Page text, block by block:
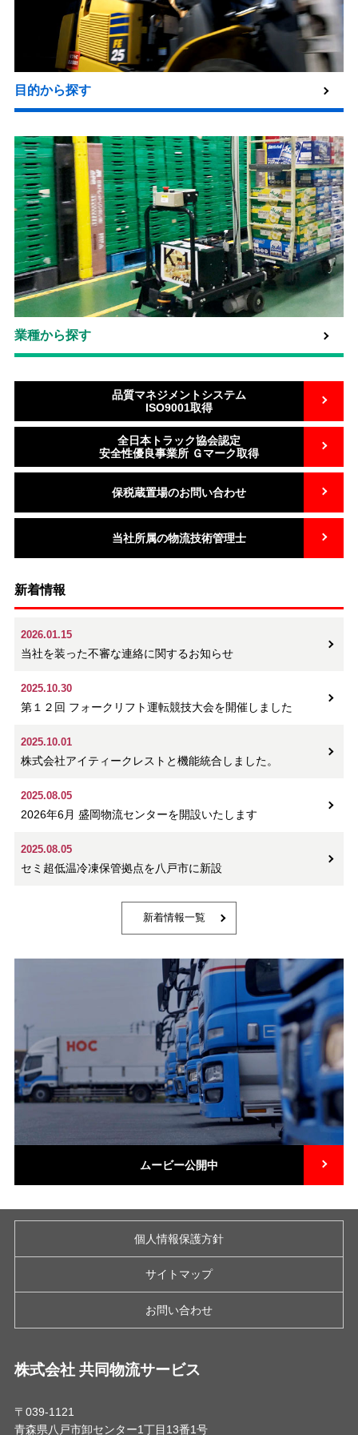
目的から探す
業種から探す
品質マネジメントシステム
ISO9001取得
全日本トラック協会認定
安全性優良事業所 Ｇマーク取得
保税蔵置場のお問い合わせ
当社所属の物流技術管理士
新着情報
2026.01.15
当社を装った不審な連絡に関するお知らせ
2025.10.30
第１２回 フォークリフト運転競技大会を開催しました
2025.10.01
株式会社アイティークレストと機能統合しました。
2025.08.05
2026年6月 盛岡物流センターを開設いたします
2025.08.05
セミ超低温冷凍保管拠点を八戸市に新設
新着情報一覧
ムービー公開中
個人情報保護方針
サイトマップ
お問い合わせ
株式会社 共同物流サービス
〒039-1121
青森県八戸市卸センター1丁目13番1号